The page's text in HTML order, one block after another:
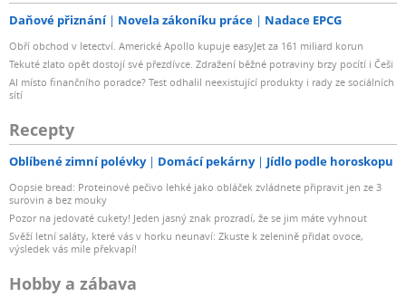
Daňové přiznání Novela zákoníku práce Nadace EPCG
Obří obchod v letectví. Americké Apollo kupuje easyJet za 161 miliard korun
Tekuté zlato opět dostojí své přezdívce. Zdražení běžné potraviny brzy pocítí i Češi
AI místo finančního poradce? Test odhalil neexistující produkty i rady ze sociálních
sítí
Recepty
Oblíbené zimní polévky Domácí pekárny Jídlo podle horoskopu
Oopsie bread: Proteinové pečivo lehké jako obláček zvládnete připravit jen ze 3
surovin a bez mouky
Pozor na jedovaté cukety! Jeden jasný znak prozradí, že se jim máte vyhnout
Svěží letní saláty, které vás v horku neunaví: Zkuste k zelenině přidat ovoce,
výsledek vás mile překvapí!
Hobby a zábava